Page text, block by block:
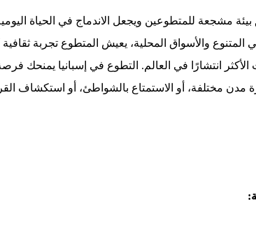
مشجعة للمتطوعين ويجعل الاندماج في الحياة
المتنوع والأسواق المحلية، يعيش المتطوع تجربة
انتشارًا في العالم. التطوع في إسبانيا يمنحك
مختلفة، أو الاستمتاع بالشواطئ، أو استكشاف